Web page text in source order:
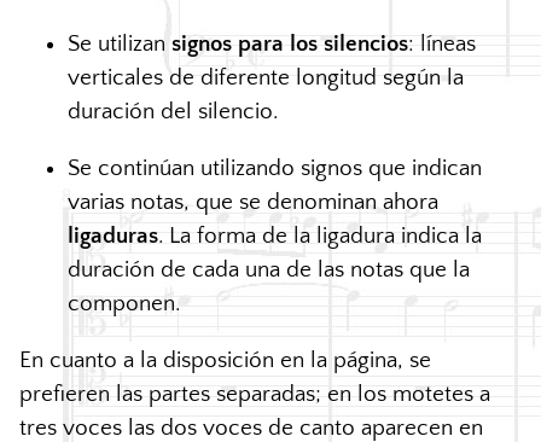
Se utilizan signos para los silencios: líneas
verticales de diferente longitud según la
duración del silencio.
Se continúan utilizando signos que indican
varias notas, que se denominan ahora
ligaduras. La forma de la ligadura indica la
duración de cada una de las notas que la
componen.
En cuanto a la disposición en la página, se
prefieren las partes separadas; en los motetes a
tres voces las dos voces de canto aparecen en